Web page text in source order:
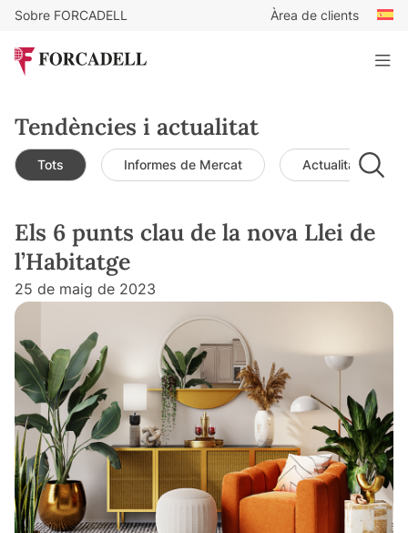
Sobre FORCADELL Àrea de clients
Tendències i actualitat
Tots Informes de Mercat Actualitat de
Els 6 punts clau de la nova Llei de
l’Habitatge
25 de maig de 2023